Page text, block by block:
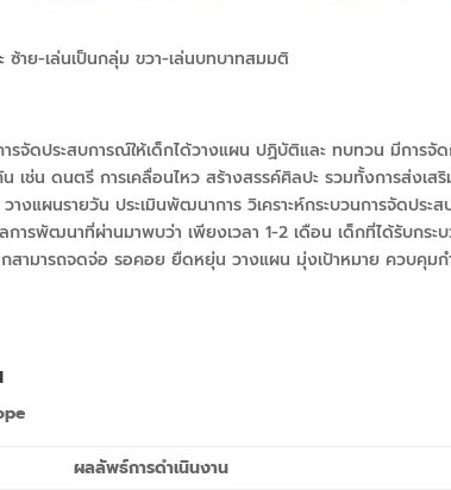
ซ้าย-เล่นเป็นกลุ่ม ขวา-เล่นบทบาทสมมติ
จัดประสบการณ์ให้เด็กได้วางแผน ปฏิบัติและ ทบทวน มีการจั
น ดนตรี การเคลื่อนไหว สร้างสรรค์ศิลปะ รวมทั้งการส่งเสริ
แผนรายวัน ประเมินพัฒนาการ วิเคราะห์กระบวนการจัดประ
พัฒนาที่ผ่านมาพบว่า เพียงเวลา 1-2 เดือน เด็กที่ได้รับกระ
กสามารถจดจ่อ รอคอย ยืดหยุ่น วางแผน มุ่งเป้าหมาย ควบคุม
ผลลัพธ์การดำเนินงาน